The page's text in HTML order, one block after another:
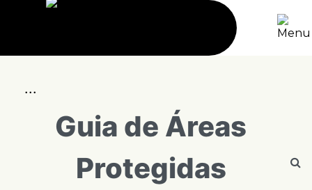
...
Guia de Áreas
Protegidas